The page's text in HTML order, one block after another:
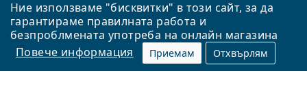
Ние използваме "бисквитки" в този сайт, за да
гарантираме правилната работа и
безпроблмената употреба на онлайн магазина
Повече информация
Приемам Отхвърлям
Назад към началната страница
Нагоре
Lentiamo.bg е собственост и се управлява от Lentiamo s.r.o.,
Република Чехия
Тук сме за вас в продължение на 18 години.